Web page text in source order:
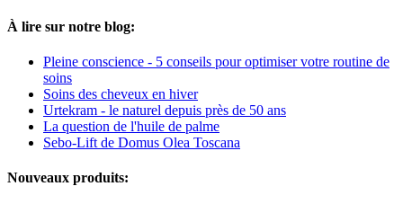
À lire sur notre blog:
Pleine conscience - 5 conseils pour optimiser votre routine de
soins
Soins des cheveux en hiver
Urtekram - le naturel depuis près de 50 ans
La question de l'huile de palme
Sebo-Lift de Domus Olea Toscana
Nouveaux produits: